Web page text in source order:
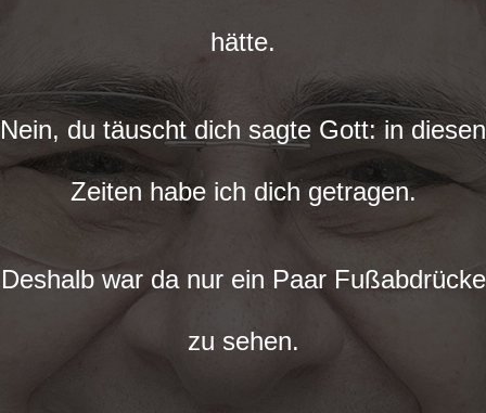
hätte.
Nein, du täuscht dich sagte Gott: in diesen
Zeiten habe ich dich getragen.
Deshalb war da nur ein Paar Fußabdrücke
zu sehen.